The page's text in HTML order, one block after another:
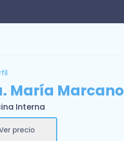
María Marcano
Interna
precio